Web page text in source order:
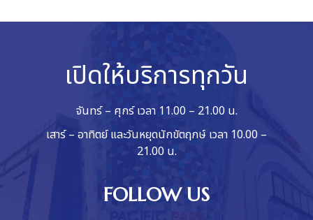
เปิดให้บริการทุกวัน
จันทร์ – ศุกร์ เวลา 11.00 – 21.00 น.
เสาร์ – อาทิตย์ และวันหยุดนักขัตฤกษ์ เวลา 10.00 –
21.00 น.
FOLLOW US